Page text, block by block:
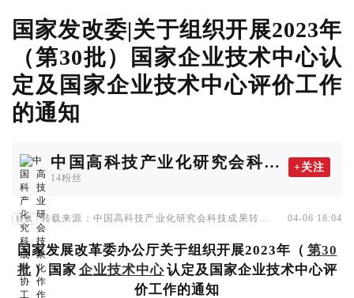
国家发改委|关于组织开展2023年
（第30批）国家企业技术中心认
定及国家企业技术中心评价工作
的通知
中国高科技产业化研究会科技
成果转化协作工作委员会
14粉丝
+关注
转载
转载来源：中国高科技产业化研究会科技成果转化协
作工作委员会
04-06 18:04
国家发展改革委办公厅关于组织开展2023年（ 第30
批 ）国家 企业技术中心认定及国家企业技术中心评
价工作的通知